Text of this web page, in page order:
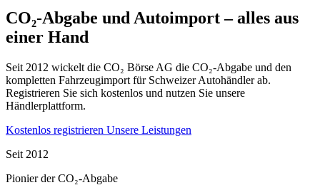
CO₂-Abgabe und Autoimport – alles aus
einer Hand
Seit 2012 wickelt die CO₂ Börse AG die CO₂-Abgabe und den
kompletten Fahrzeugimport für Schweizer Autohändler ab.
Registrieren Sie sich kostenlos und nutzen Sie unsere
Händlerplattform.
Kostenlos registrieren Unsere Leistungen
Seit 2012
Pionier der CO₂-Abgabe